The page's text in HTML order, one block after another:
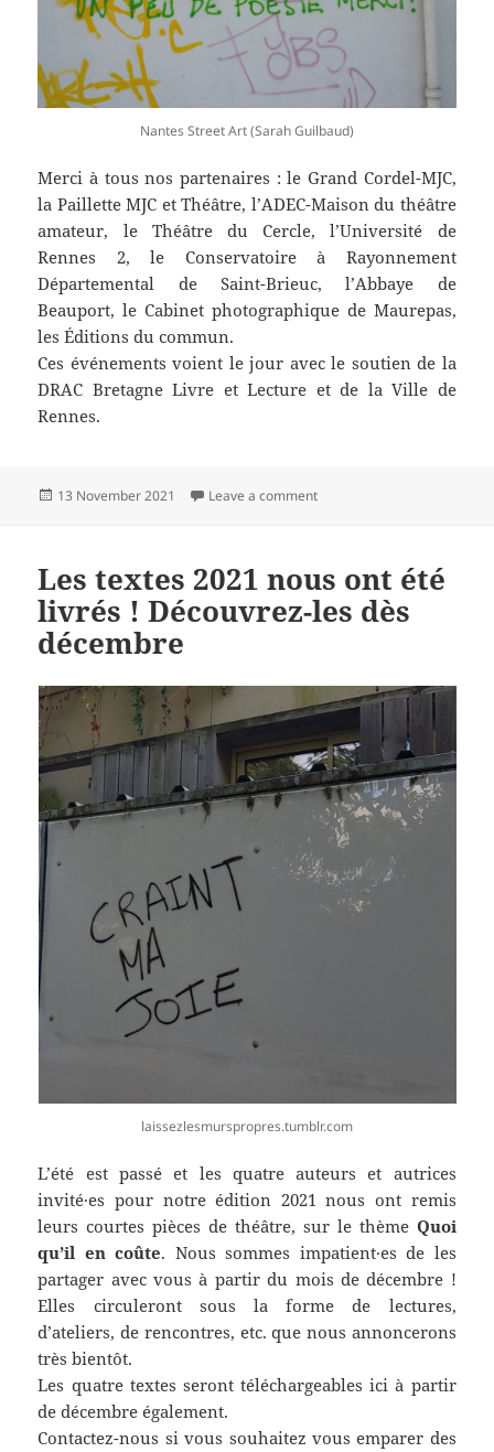
Nantes Street Art (Sarah Guilbaud)
Merci à tous nos partenaires : le Grand Cordel-MJC,
la Paillette MJC et Théâtre, l’ADEC-Maison du théâtre
amateur, le Théâtre du Cercle, l’Université de
Rennes 2, le Conservatoire à Rayonnement
Départemental de Saint-Brieuc, l’Abbaye de
Beauport, le Cabinet photographique de Maurepas,
les Éditions du commun.
Ces événements voient le jour avec le soutien de la
DRAC Bretagne Livre et Lecture et de la Ville de
Rennes.
Posted
13 November 2021 Leave a commenton Temps fort autour des
Les textes 2021 nous ont été
livrés ! Découvrez-les dès
décembre
laissezlesmurspropres.tumblr.com
L’été est passé et les quatre auteurs et autrices
invité·es pour notre édition 2021 nous ont remis
leurs courtes pièces de théâtre, sur le thème Quoi
qu’il en coûte. Nous sommes impatient·es de les
partager avec vous à partir du mois de décembre !
Elles circuleront sous la forme de lectures,
d’ateliers, de rencontres, etc. que nous annoncerons
très bientôt.
Les quatre textes seront téléchargeables ici à partir
de décembre également.
Contactez-nous si vous souhaitez vous emparer des